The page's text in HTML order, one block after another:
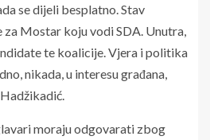
se dijeli besplatno. Stav
Mostar koju vodi SDA. Unutra,
te koalicije. Vjera i politika
nikada, u interesu građana,
moraju odgovarati zbog